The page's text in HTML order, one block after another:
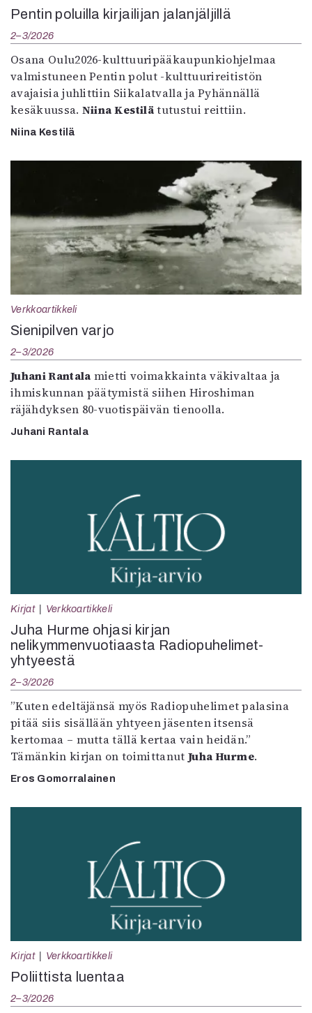
Pentin poluilla kirjailijan jalanjäljillä
2–3/2026
Osana Oulu2026-kulttuuripääkaupunkiohjelmaa
valmistuneen Pentin polut -kulttuurireitistön
avajaisia juhlittiin Siikalatvalla ja Pyhännällä
kesäkuussa. Niina Kestilätutustui reittiin.
Niina Kestilä
Verkkoartikkeli
Sienipilven varjo
2–3/2026
Juhani Rantala mietti voimakkainta väkivaltaa ja
ihmiskunnan päätymistä siihen Hiroshiman
räjähdyksen 80-vuotispäivän tienoolla.
Juhani Rantala
Kirjat Verkkoartikkeli
Juha Hurme ohjasi kirjan
nelikymmenvuotiaasta Radiopuhelimet-
yhtyeestä
2–3/2026
”Kuten edeltäjänsä myös Radiopuhelimet palasina
pitää siis sisällään yhtyeen jäsenten itsensä
kertomaa – mutta tällä kertaa vain heidän.”
Tämänkin kirjan on toimittanut Juha Hurme.
Eros Gomorralainen
Kirjat Verkkoartikkeli
Poliittista luentaa
2–3/2026